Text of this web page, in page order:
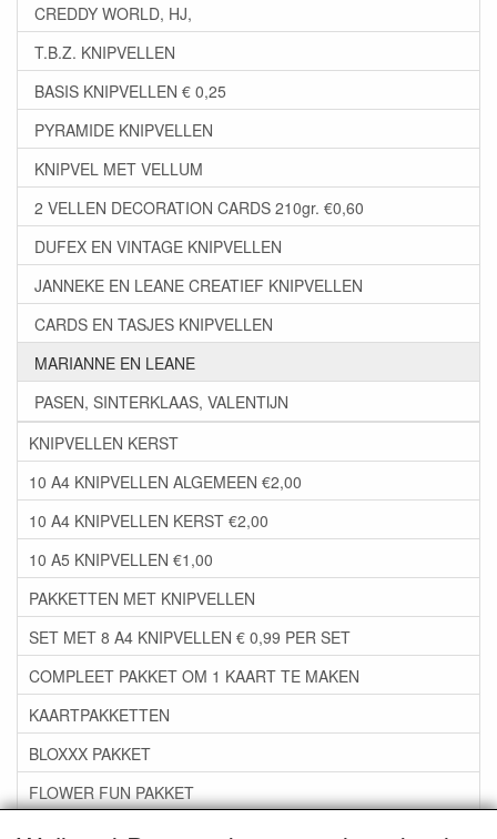
CREDDY WORLD, HJ,
T.B.Z. KNIPVELLEN
BASIS KNIPVELLEN € 0,25
PYRAMIDE KNIPVELLEN
KNIPVEL MET VELLUM
2 VELLEN DECORATION CARDS 210gr. €0,60
DUFEX EN VINTAGE KNIPVELLEN
JANNEKE EN LEANE CREATIEF KNIPVELLEN
CARDS EN TASJES KNIPVELLEN
MARIANNE EN LEANE
PASEN, SINTERKLAAS, VALENTIJN
KNIPVELLEN KERST
10 A4 KNIPVELLEN ALGEMEEN €2,00
10 A4 KNIPVELLEN KERST €2,00
10 A5 KNIPVELLEN €1,00
PAKKETTEN MET KNIPVELLEN
SET MET 8 A4 KNIPVELLEN € 0,99 PER SET
COMPLEET PAKKET OM 1 KAART TE MAKEN
KAARTPAKKETTEN
BLOXXX PAKKET
FLOWER FUN PAKKET
***GROEP 06*** TAPE/LIJM SNIJMALLEN STEMPELS